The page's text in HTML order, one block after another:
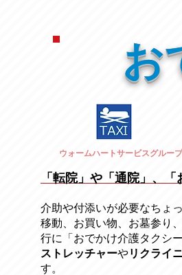
お
ウォームハートサービスグループ
「転院」や「通院」、
介助や付添いが必要なちょ
移動、お買い物、お墓参り
行に「おでかけ介護タクシ
ストレッチャー​やリクライ
す。